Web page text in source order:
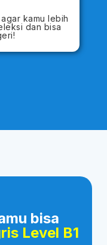
kamu lebih
dan bisa
bisa
Level B1